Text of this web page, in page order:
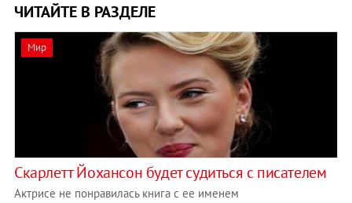
ЧИТАЙТЕ В РАЗДЕЛЕ
Мир
Скарлетт Йохансон будет судиться с писателем
Актрисе не понравилась книга с ее именем